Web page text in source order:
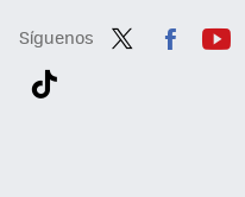
Síguenos